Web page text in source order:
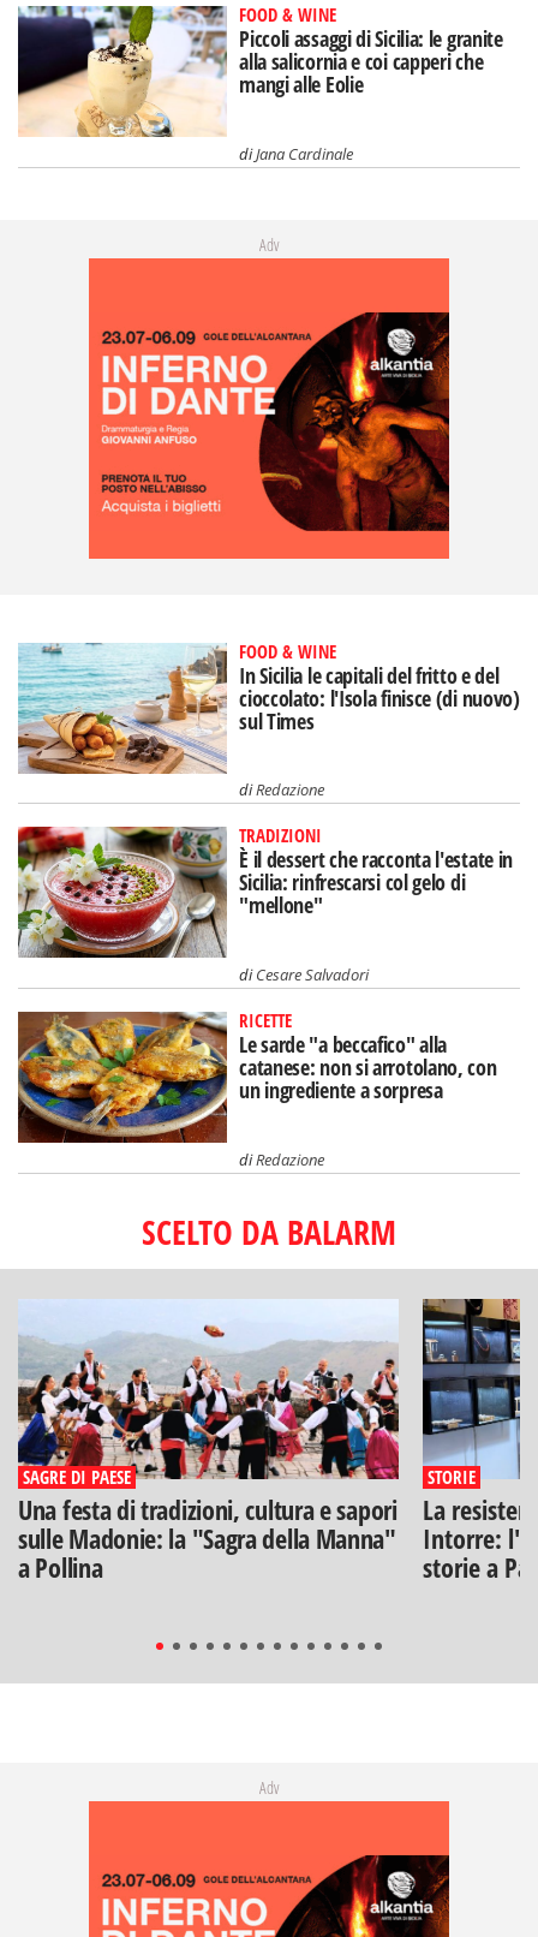
FOOD & WINE
Piccoli assaggi di Sicilia: le granite
alla salicornia e coi capperi che
mangi alle Eolie
diJana Cardinale
Adv
FOOD & WINE
In Sicilia le capitali del fritto e del
cioccolato: l'Isola finisce (di nuovo)
sul Times
diRedazione
TRADIZIONI
È il dessert che racconta l'estate in
Sicilia: rinfrescarsi col gelo di
"mellone"
diCesare Salvadori
RICETTE
Le sarde "a beccafico" alla
catanese: non si arrotolano, con
un ingrediente a sorpresa
diRedazione
SCELTO DA BALARM
SAGRE DI PAESE
Una festa di tradizioni, cultura e sapori
sulle Madonie: la "Sagra della Manna"
a Pollina
STORIE
La
Intorre:
storie a
Adv